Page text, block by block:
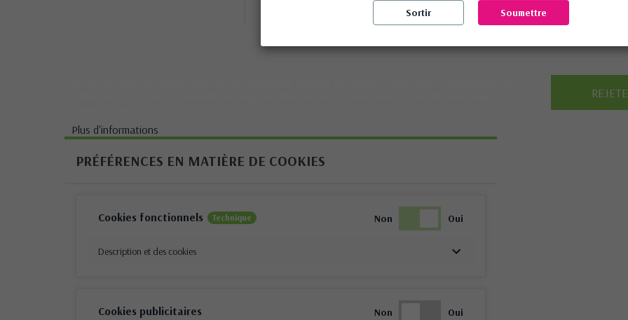
Sortir Soumettre
Plus d'informations
PRÉFÉRENCES EN MATIÈRE DE COOKIES
Cookies fonctionnels Technique Non Oui
Description et des cookies
Cookies publicitaires Non Oui